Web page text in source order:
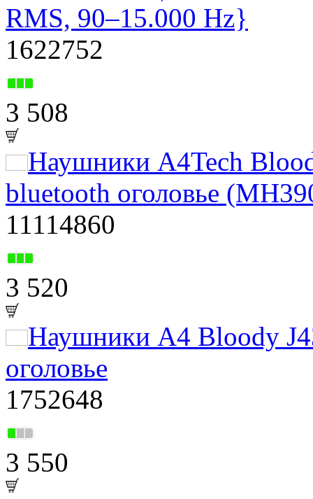
RMS, 90–15.000 Hz}
1622752
3 508
Наушники A4Tech
bluetooth оголовье
11114860
3 520
Наушники A4 Bloody
оголовье
1752648
3 550